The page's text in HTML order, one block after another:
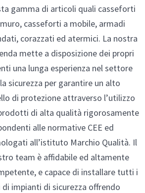
prodotti
gamma di articoli quali casseforti
casseforti a mobile, armadi
corazzati ed atermici. La nostra
mette a disposizione dei propri
una lunga esperienza nel settore
sicurezza per garantire un alto
di protezione attraverso l’utilizzo
di alta qualità rigorosamente
alle normative CEE ed
all’istituto Marchio Qualità. Il
team è affidabile ed altamente
e capace di installare tutti i
di impianti di sicurezza offrendo